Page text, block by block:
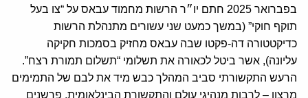
בפברואר 2025 חתם יו״ר הרשות מחמוד עבאס על “צו בעל
תוקף חוקי” (במשך כמעט שני עשורים מתנהלת הרשות
כדיקטטורה דה-פקטו שבה עבאס מחזיק בסמכות חקיקה
עליונה), אשר ביטל לכאורה את תשלומי “תשלום תמורת רצח”.
הרעש התקשורתי סביב המהלך כבש מיד את לבם של התמימים
מרצון – לרבות מנהיגי עולם והתקשורת הבינלאומית. פרשנים